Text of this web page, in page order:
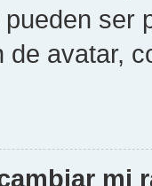
ser
de avatar,
mi